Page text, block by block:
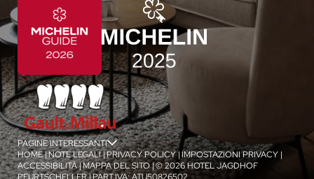
jSPA
PAGINE INTERESSANTI
HOME|NOTE LEGALI|PRIVACY POLICY|IMPOSTAZIONI PRIVACY |
ACCESSIBILITÀ|MAPPA DEL SITO|© 2026 HOTEL JAGDHOF
PFURTSCHELLER|PART.IVA: ATU50826502